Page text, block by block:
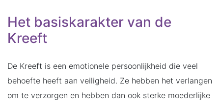
Het basiskarakter van de
Kreeft
De Kreeft is een emotionele persoonlijkheid die veel
behoefte heeft aan veiligheid. Ze hebben het verlangen
om te verzorgen en hebben dan ook sterke moederlijke